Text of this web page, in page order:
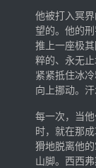
他被打入冥
望的。他的
推上一座极
粹的、永无
紧紧抵住冰
向上挪动。
每一次，当
时，就在那
猾地脱离他
山脚。西西
主
副
高阶
软
百
百